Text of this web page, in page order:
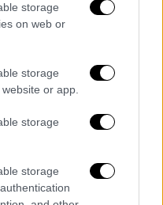
storage
on web or
storage
or app.
storage
storage
με Ουρά”,
κομμάτι
της νόσου και
συνέπεια και
τον Έλληνα